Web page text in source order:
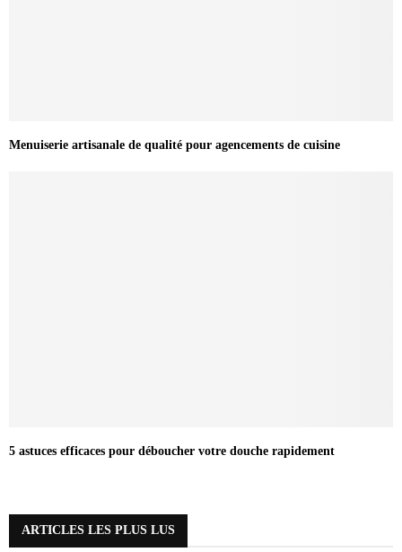
Menuiserie artisanale de qualité pour agencements de cuisine
5 astuces efficaces pour déboucher votre douche rapidement
ARTICLES LES PLUS LUS